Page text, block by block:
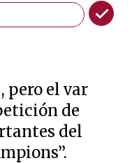
pero el var
de
del